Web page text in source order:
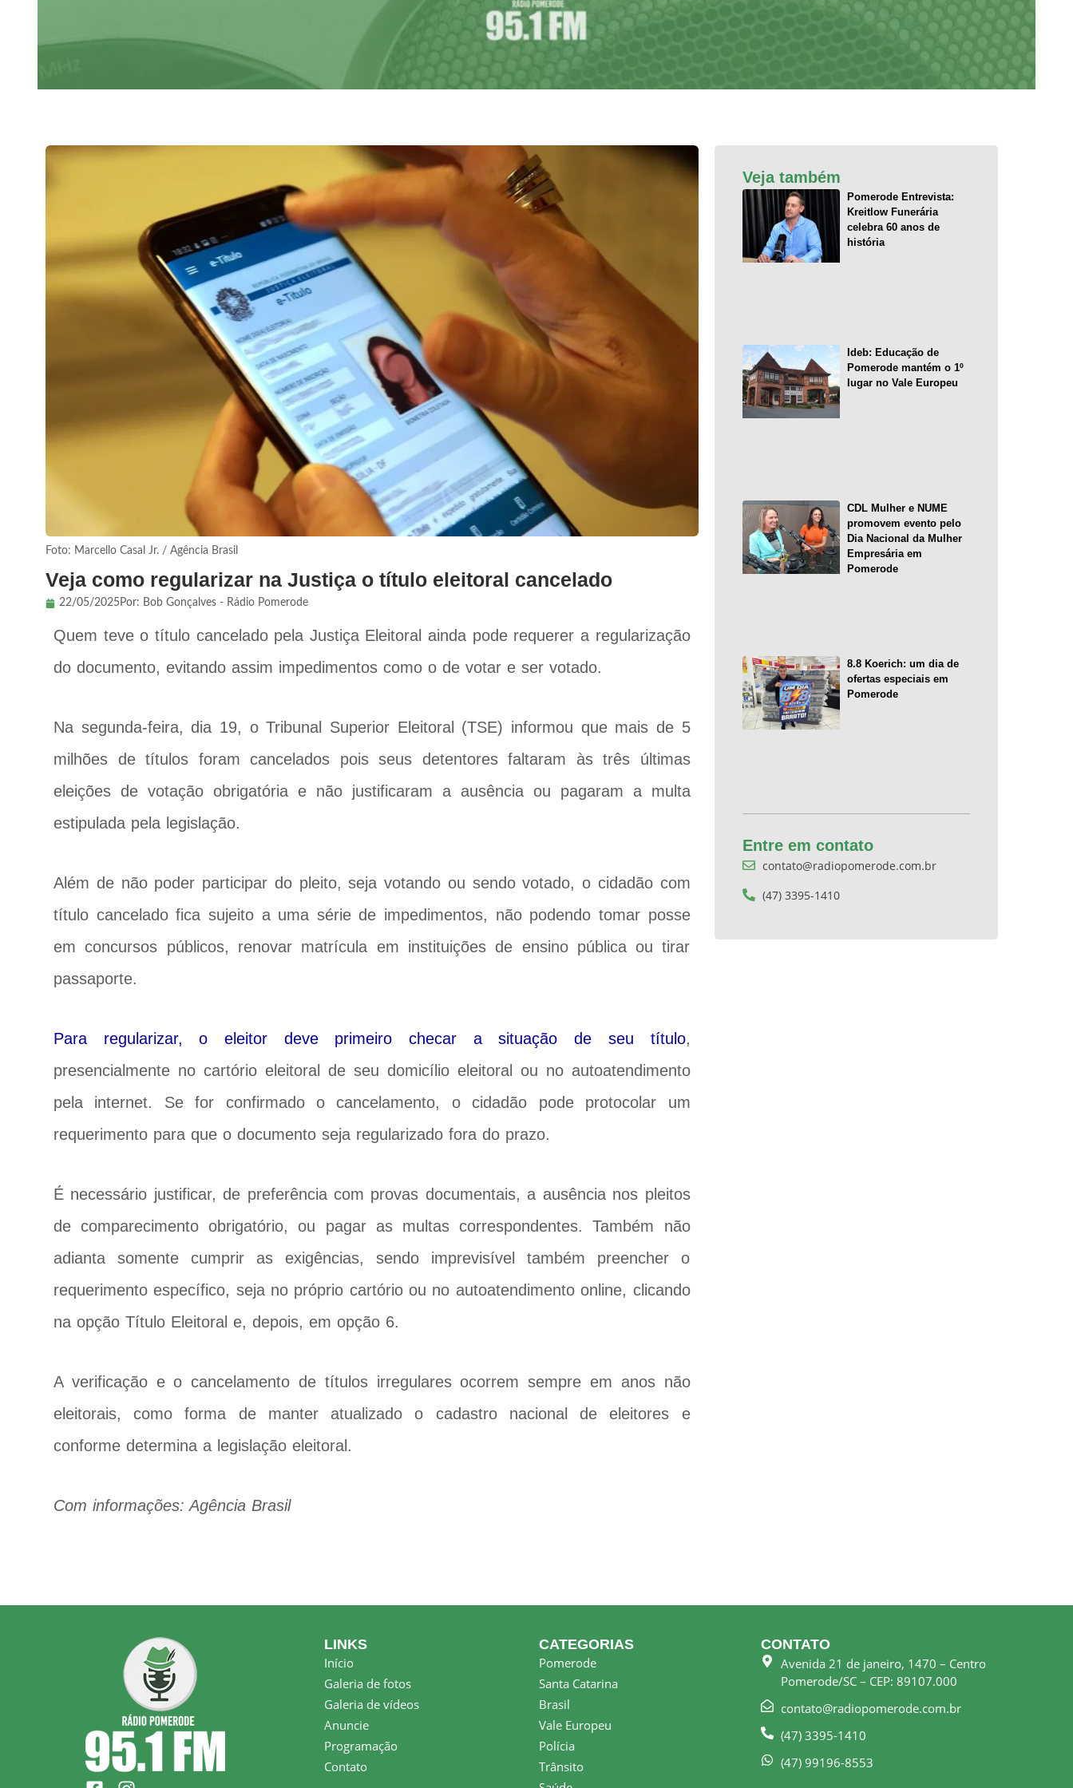
Foto: Marcello Casal Jr. / Agência Brasil
Veja como regularizar na Justiça o título eleitoral cancelado
22/05/2025Por: Bob Gonçalves - Rádio Pomerode
Quem teve o título cancelado pela Justiça Eleitoral ainda pode requerer a regularização
do documento, evitando assim impedimentos como o de votar e ser votado.
Na segunda-feira, dia 19, o Tribunal Superior Eleitoral (TSE) informou que mais de 5
milhões de títulos foram cancelados pois seus detentores faltaram às três últimas
eleições de votação obrigatória e não justificaram a ausência ou pagaram a multa
estipulada pela legislação.
Além de não poder participar do pleito, seja votando ou sendo votado, o cidadão com
título cancelado fica sujeito a uma série de impedimentos, não podendo tomar posse
em concursos públicos, renovar matrícula em instituições de ensino pública ou tirar
passaporte.
Para regularizar, o eleitor deve primeiro checar a situação de seu título,
presencialmente no cartório eleitoral de seu domicílio eleitoral ou no autoatendimento
pela internet. Se for confirmado o cancelamento, o cidadão pode protocolar um
requerimento para que o documento seja regularizado fora do prazo.
É necessário justificar, de preferência com provas documentais, a ausência nos pleitos
de comparecimento obrigatório, ou pagar as multas correspondentes. Também não
adianta somente cumprir as exigências, sendo imprevisível também preencher o
requerimento específico, seja no próprio cartório ou no autoatendimento online, clicando
na opção Título Eleitoral e, depois, em opção 6.
A verificação e o cancelamento de títulos irregulares ocorrem sempre em anos não
eleitorais, como forma de manter atualizado o cadastro nacional de eleitores e
conforme determina a legislação eleitoral.
Com informações: Agência Brasil
Veja também
Pomerode Entrevista:
Kreitlow Funerária
celebra 60 anos de
história
Ideb: Educação de
Pomerode mantém o 1º
lugar no Vale Europeu
CDL Mulher e NUME
promovem evento pelo
Dia Nacional da Mulher
Empresária em
Pomerode
8.8 Koerich: um dia de
ofertas especiais em
Pomerode
Entre em contato
contato@radiopomerode.com.br
(47) 3395-1410
F
I
LINKS
Início
Galeria de fotos
Galeria de vídeos
Anuncie
Programação
Contato
CATEGORIAS
Pomerode
Santa Catarina
Brasil
Vale Europeu
Polícia
Trânsito
CONTATO
Avenida 21 de janeiro, 1470 – Centro
Pomerode/SC – CEP: 89107.000
contato@radiopomerode.com.br
(47) 3395-1410
(47) 99196-8553